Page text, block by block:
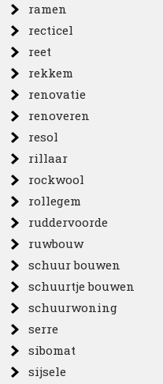
ramen
recticel
reet
rekkem
renovatie
renoveren
resol
rillaar
rockwool
rollegem
ruddervoorde
ruwbouw
schuur bouwen
schuurtje bouwen
schuurwoning
serre
sibomat
sijsele